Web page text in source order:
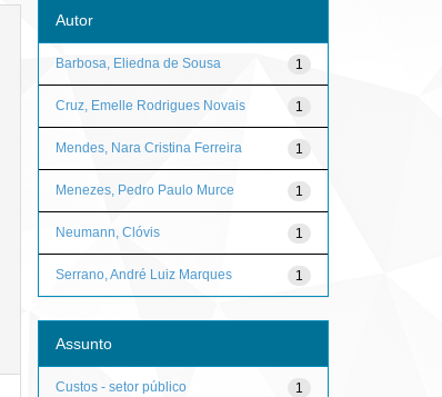
Autor
1
Barbosa, Eliedna de Sousa
1
Cruz, Emelle Rodrigues Novais
1
Mendes, Nara Cristina Ferreira
1
Menezes, Pedro Paulo Murce
1
Neumann, Clóvis
1
Serrano, André Luiz Marques
Assunto
1
Custos - setor público